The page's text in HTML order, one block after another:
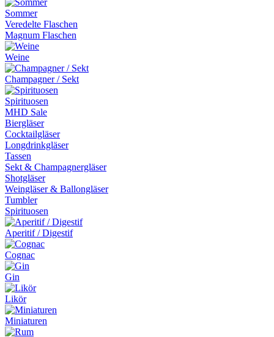
Sommer
Veredelte Flaschen
Magnum Flaschen
Weine
Champagner / Sekt
Spirituosen
MHD Sale
Biergläser
Cocktailgläser
Longdrinkgläser
Tassen
Sekt & Champagnergläser
Shotgläser
Weingläser & Ballongläser
Tumbler
Spirituosen
Aperitif / Digestif
Cognac
Gin
Likör
Miniaturen